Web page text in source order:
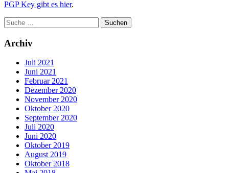
PGP Key gibt es hier.
Archiv
Juli 2021
Juni 2021
Februar 2021
Dezember 2020
November 2020
Oktober 2020
September 2020
Juli 2020
Juni 2020
Oktober 2019
August 2019
Oktober 2018